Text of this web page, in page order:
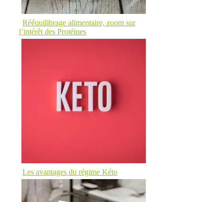
Rééquilibrage alimentaire, zoom sur
l’intérêt des Protéines
Les avantages du régime Kéto